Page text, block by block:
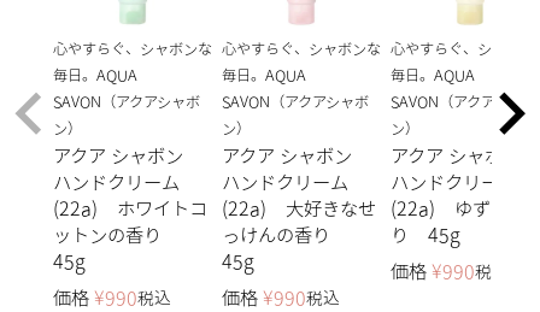
心やすらぐ、シャボンな
毎日。AQUA
SAVON（アクアシャボ
ン）
アクア シャボン
ハンドクリーム
(22a) ホワイトコ
ットンの香り
45g
価格 ¥990税込
心やすらぐ、シャボンな
毎日。AQUA
SAVON（アクアシャボ
ン）
アクア シャボン
ハンドクリーム
(22a) 大好きなせ
っけんの香り
45g
価格 ¥990税込
心やすらぐ、シャボン
毎日。AQUA
SAVON（アクアシャボ
ン）
アクア シャボン
ハンドクリーム
(22a) ゆずの香
り 45g
価格 ¥990税込